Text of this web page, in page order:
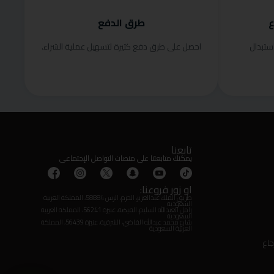
طرق الدفع
احصل على طرق دفع كثيرة لتسهيل عملية الشراء.
تابعنا
يمكنك متابعتنا على منصات التواصل الإجتماعى
او زور فروعنا: طريق الملك عبدالعزيز، الحزم، الرس 58884، المملكة العربية السعودية زامل العبدالله السليم، الفيضة، عنيزة 56241، المملكة العربية السعودية شارع محمد عبدالله القاضي، الشرقية، عنيزة 56439، المملكة العربية السعودية